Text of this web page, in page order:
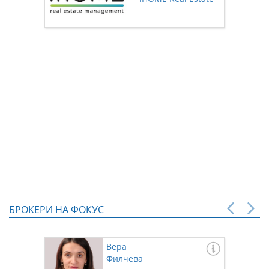
БРОКЕРИ НА ФОКУС
Вера
Филчева